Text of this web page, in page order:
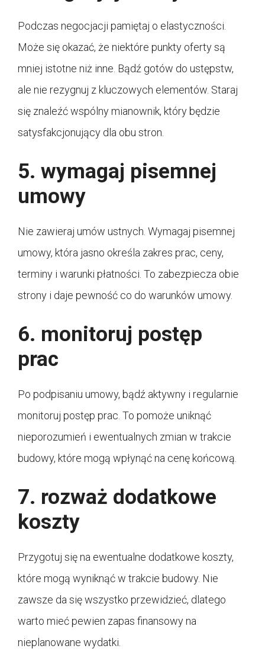
Podczas negocjacji pamiętaj o elastyczności.
Może się okazać, że niektóre punkty oferty są
mniej istotne niż inne. Bądź gotów do ustępstw,
ale nie rezygnuj z kluczowych elementów. Staraj
się znaleźć wspólny mianownik, który będzie
satysfakcjonujący dla obu stron.
5. wymagaj pisemnej
umowy
Nie zawieraj umów ustnych. Wymagaj pisemnej
umowy, która jasno określa zakres prac, ceny,
terminy i warunki płatności. To zabezpiecza obie
strony i daje pewność co do warunków umowy.
6. monitoruj postęp
prac
Po podpisaniu umowy, bądź aktywny i regularnie
monitoruj postęp prac. To pomoże uniknąć
nieporozumień i ewentualnych zmian w trakcie
budowy, które mogą wpłynąć na cenę końcową.
7. rozważ dodatkowe
koszty
Przygotuj się na ewentualne dodatkowe koszty,
które mogą wyniknąć w trakcie budowy. Nie
zawsze da się wszystko przewidzieć, dlatego
warto mieć pewien zapas finansowy na
nieplanowane wydatki.